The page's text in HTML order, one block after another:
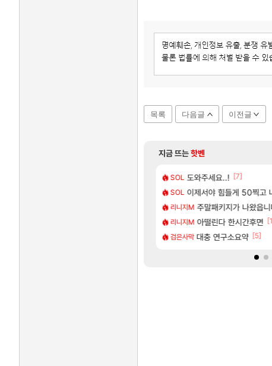
목록 다음글 이전글
지금 뜨는핫벤
SOL 도와주세요..! [7]
SOL 이제서야 힘들게 50찍고
리니지M 주말패키지가 나왔읍
리니지M 아떨린다 한시간후면
검은사막 대충 연구소요약 [5]
GTA6 8월 28일 넷플릭스에서
비스트 모든 바우에라 업그레이드
아스오라 카가미하라 하루 성우
비스트 모든 엘리트 골렘 위치
비스트 모든 요리/작물 책 획득 위치